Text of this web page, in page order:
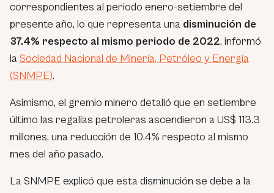
correspondientes al periodo enero-setiembre del
presente año, lo que representa una disminución de
37.4% respecto al mismo periodo de 2022, informó
la Sociedad Nacional de Minería, Petróleo y Energía
(SNMPE).
Asimismo, el gremio minero detalló que en setiembre
último las regalías petroleras ascendieron a US$ 113.3
millones, una reducción de 10.4% respecto al mismo
mes del año pasado.
La SNMPE explicó que esta disminución se debe a la